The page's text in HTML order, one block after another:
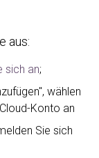
aus:
sich an;
wählen
Konto an
Sie sich